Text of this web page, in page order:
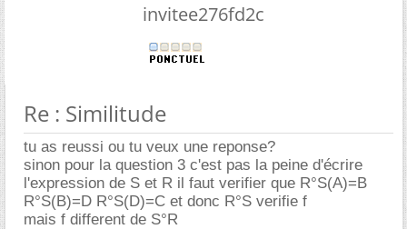
invitee276fd2c
Re : Similitude
tu as reussi ou tu veux une reponse?
sinon pour la question 3 c'est pas la peine d'écrire
l'expression de S et R il faut verifier que R°S(A)=B
R°S(B)=D R°S(D)=C et donc R°S verifie f
mais f different de S°R